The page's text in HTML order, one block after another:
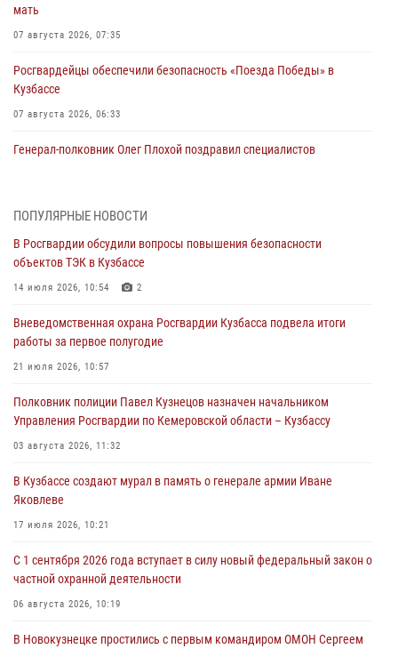
мать
07 августа 2026, 07:35
Росгвардейцы обеспечили безопасность «Поезда Победы» в
Кузбассе
07 августа 2026, 06:33
Генерал-полковник Олег Плохой поздравил специалистов
07 августа 2026, 05:32
С 1 сентября 2026 года вступает в силу новый федеральный закон о
частной охранной деятельности
06 августа 2026, 10:19
Росгвардейцы задержали предполагаемого виновника причинения
ножевого ранения кемеровчанину
06 августа 2026, 09:18
Росгвардейцы задержали мужчину, повредившего имущество
горожанки
06 августа 2026, 08:17
Росгвардейцы пресекли противоправные действия и защитили
новокузнечанку от агрессивного знакомого
06 августа 2026, 07:16
ПОПУЛЯРНЫЕ НОВОСТИ
В Росгвардии обсудили вопросы повышения безопасности
объектов ТЭК в Кузбассе
14 июля 2026, 10:54 2
Вневедомственная охрана Росгвардии Кузбасса подвела итоги
работы за первое полугодие
21 июля 2026, 10:57
Полковник полиции Павел Кузнецов назначен начальником
Управления Росгвардии по Кемеровской области – Кузбассу
03 августа 2026, 11:32
В Кузбассе создают мурал в память о генерале армии Иване
Яковлеве
17 июля 2026, 10:21
С 1 сентября 2026 года вступает в силу новый федеральный закон о
частной охранной деятельности
06 августа 2026, 10:19
В Новокузнецке простились с первым командиром ОМОН Сергеем